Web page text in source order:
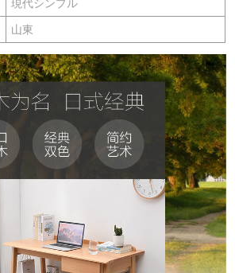
現代シンプル
山東